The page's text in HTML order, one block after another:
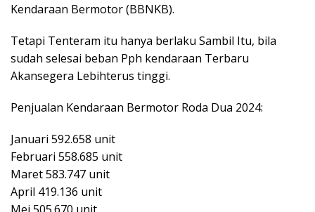
Kendaraan Bermotor (BBNKB).
Tetapi Tenteram itu hanya berlaku Sambil Itu, bila
sudah selesai beban Pph kendaraan Terbaru
Akansegera Lebihterus tinggi.
Penjualan Kendaraan Bermotor Roda Dua 2024:
Januari 592.658 unit
Februari 558.685 unit
Maret 583.747 unit
April 419.136 unit
Mei 505.670 unit